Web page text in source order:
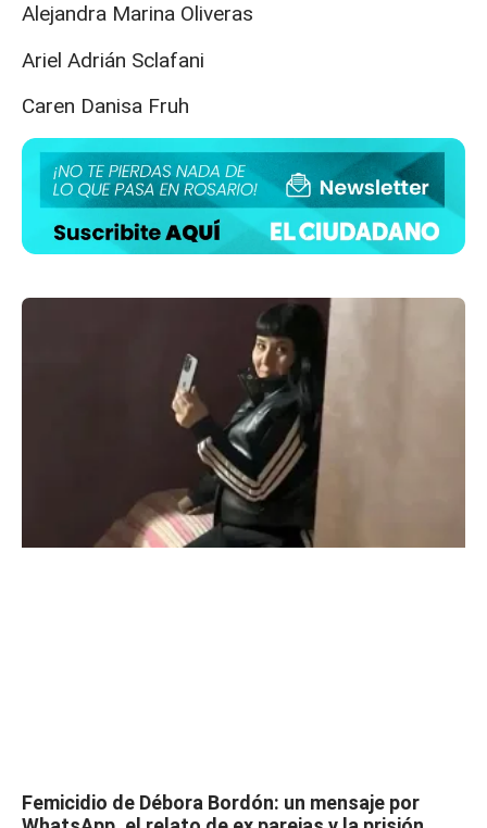
Alejandra Marina Oliveras
Ariel Adrián Sclafani
Caren Danisa Fruh
Femicidio de Débora Bordón: un mensaje por